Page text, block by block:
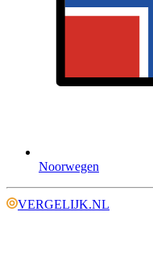
Noorwegen
VERGELIJK.NL